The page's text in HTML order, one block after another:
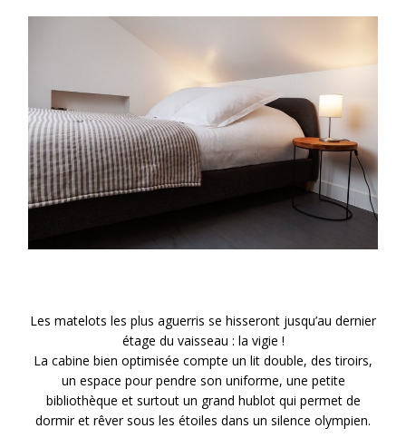
Les matelots les plus aguerris se hisseront jusqu’au dernier
étage du vaisseau : la vigie !
La cabine bien optimisée compte un lit double, des tiroirs,
un espace pour pendre son uniforme, une petite
bibliothèque et surtout un grand hublot qui permet de
dormir et rêver sous les étoiles dans un silence olympien.